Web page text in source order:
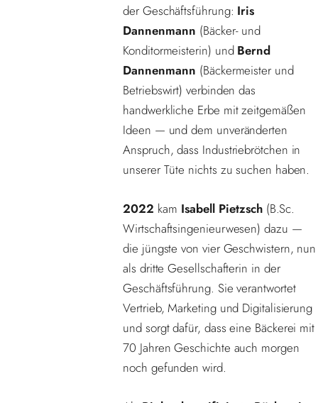
der Geschäftsführung: Iris
Dannenmann (Bäcker- und
Konditormeisterin) und Bernd
Dannenmann (Bäckermeister und
Betriebswirt) verbinden das
handwerkliche Erbe mit zeitgemäßen
Ideen — und dem unveränderten
Anspruch, dass Industriebrötchen in
unserer Tüte nichts zu suchen haben.
2022 kam Isabell Pietzsch(B.Sc.
Wirtschaftsingenieurwesen) dazu —
die jüngste von vier Geschwistern, nun
als dritte Gesellschafterin in der
Geschäftsführung. Sie verantwortet
Vertrieb, Marketing und Digitalisierung
und sorgt dafür, dass eine Bäckerei mit
70 Jahren Geschichte auch morgen
noch gefunden wird.